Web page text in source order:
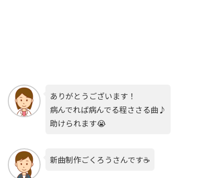
ありがとうございます！
病んでれば病んでる程ささる曲♪
助けられます😭
新曲制作ごくろうさんです☕️